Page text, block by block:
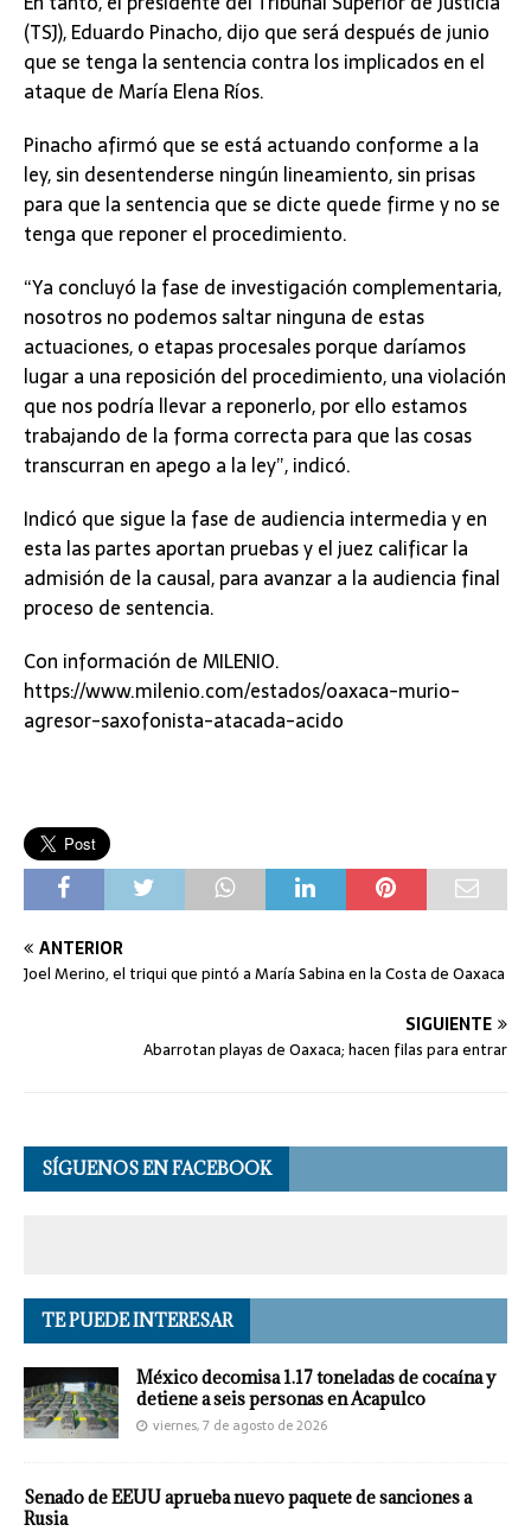
(TSJ), Eduardo Pinacho, dijo que será después de junio
que se tenga la sentencia contra los implicados en el
ataque de María Elena Ríos.
Pinacho afirmó que se está actuando conforme a la
ley, sin desentenderse ningún lineamiento, sin prisas
para que la sentencia que se dicte quede firme y no se
tenga que reponer el procedimiento.
“Ya concluyó la fase de investigación complementaria,
nosotros no podemos saltar ninguna de estas
actuaciones, o etapas procesales porque daríamos
lugar a una reposición del procedimiento, una violación
que nos podría llevar a reponerlo, por ello estamos
trabajando de la forma correcta para que las cosas
transcurran en apego a la ley”, indicó.
Indicó que sigue la fase de audiencia intermedia y en
esta las partes aportan pruebas y el juez calificar la
admisión de la causal, para avanzar a la audiencia final
proceso de sentencia.
Con información de MILENIO.
https://www.milenio.com/estados/oaxaca-murio-
agresor-saxofonista-atacada-acido
ANTERIOR
Joel Merino, el triqui que pintó a María Sabina en la Costa de Oaxaca
SIGUIENTE
Abarrotan playas de Oaxaca; hacen filas para entrar
SÍGUENOS EN FACEBOOK
TE PUEDE INTERESAR
México decomisa 1.17 toneladas de cocaína y
detiene a seis personas en Acapulco
viernes, 7 de agosto de 2026
Senado de EEUU aprueba nuevo paquete de sanciones a
Rusia